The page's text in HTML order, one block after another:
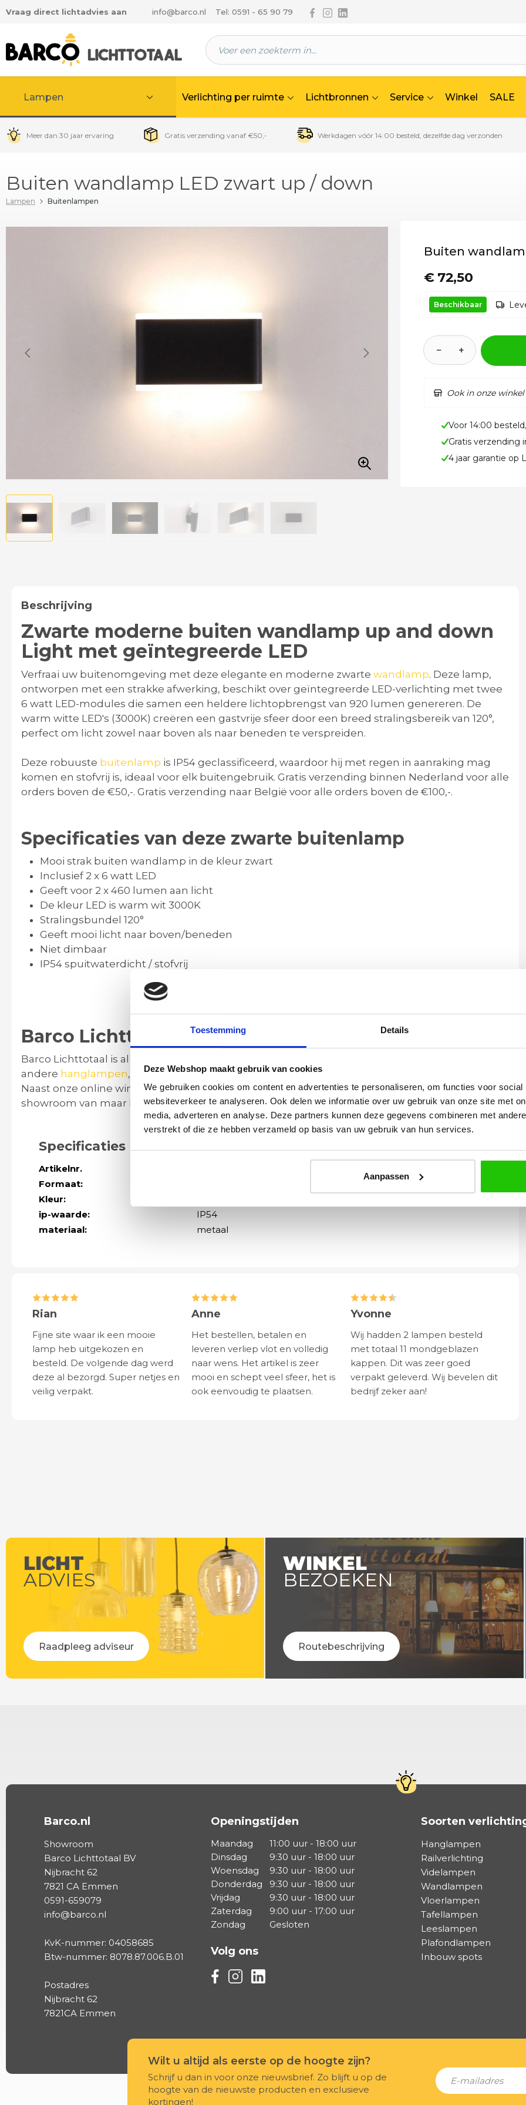
Toestemming Details
Deze Webshop maakt gebruik van cookies
We gebruiken cookies om content en advertenties te personaliseren, om functies voor
websiteverkeer te analyseren. Ook delen we informatie over uw gebruik van onze site met
media, adverteren en analyse. Deze partners kunnen deze gegevens combineren met
verstrekt of die ze hebben verzameld op basis van uw gebruik van hun services.
Aanpassen
hoofdinhoud
Vraag direct lichtadvies aan info@barco.nl Tel: 0591 - 65 90 79 Volg ons via Facebook
Volg ons via Instagram
Volg ons via Linkedin
Lampen Verlichting per ruimte Lichtbronnen Service Winkel SALE
Meer dan 30 jaar ervaring Gratis verzending vanaf €50,- Werkdagen vóór 14:00 besteld, dezelfde dag verzonden
Buiten wandlamp LED zwart up / down
Lampen Buitenlampen
Buiten
€ 72,50
Beschikbaar
− +
Ook in onze
Voor 14:00
Gratis verzending
4 jaar garantie op
Beschrijving
Zwarte moderne buiten wandlamp up and down
Light met geïntegreerde LED
Verfraai uw buitenomgeving met deze elegante en moderne zwarte wandlamp. Deze lamp,
ontworpen met een strakke afwerking, beschikt over geïntegreerde LED-verlichting met twee
6 watt LED-modules die samen een heldere lichtopbrengst van 920 lumen genereren. De
warm witte LED's (3000K) creëren een gastvrije sfeer door een breed stralingsbereik van 120°,
perfect om licht zowel naar boven als naar beneden te verspreiden.
Deze robuuste buitenlamp is IP54 geclassificeerd, waardoor hij met regen in aanraking mag
komen en stofvrij is, ideaal voor elk buitengebruik. Gratis verzending binnen Nederland voor alle
orders boven de €50,-. Gratis verzending naar België voor alle orders boven de €100,-.
Specificaties van deze zwarte buitenlamp
Mooi strak buiten wandlamp in de kleur zwart
Inclusief 2 x 6 watt LED
Geeft voor 2 x 460 lumen aan licht
De kleur LED is warm wit 3000K
Stralingsbundel 120°
Geeft mooi licht naar boven/beneden
Niet dimbaar
IP54 spuitwaterdicht / stofvrij
Barco Lichttotaal
Barco Lichttotaal is al meer dan 30 jaar dé (online) specialist in onder
andere hanglampen, leeslampen,vide lampen,railverlichting
Naast onze online winkel kunt u ons vinden op het industrieterrein in Emmen, waar wij onze
showroom van maar liefst 1200 m2 gevestigd hebben.
Specificaties
Artikelnr.
Formaat:
Totaal hoogte 11 cm | Vanuit de wand 5 cm | Breedte 17,5 cm
Kleur:
ip-waarde:
IP54
materiaal:
metaal
Rian
Fijne site waar ik een mooie
lamp heb uitgekozen en
besteld. De volgende dag werd
deze al bezorgd. Super netjes en
veilig verpakt.
Anne
Het bestellen, betalen en
leveren verliep vlot en volledig
naar wens. Het artikel is zeer
mooi en schept veel sfeer, het is
ook eenvoudig te plaatsen.
Yvonne
Wij hadden 2 lampen besteld
met totaal 11 mondgeblazen
kappen. Dit was zeer goed
verpakt geleverd. Wij bevelen dit
bedrijf zeker aan!
LICHT
ADVIES
Raadpleeg adviseur
WINKEL
BEZOEKEN
Routebeschrijving
Barco.nl
Showroom
Barco Lichttotaal BV
Nijbracht 62
7821 CA Emmen
0591-659079
info@barco.nl
KvK-nummer: 04058685
Btw-nummer: 8078.87.006.B.01
Postadres
Nijbracht 62
7821CA Emmen
Openingstijden
Maandag
11:00 uur - 18:00 uur
Dinsdag
9:30 uur - 18:00 uur
Woensdag
9:30 uur - 18:00 uur
Donderdag
9:30 uur - 18:00 uur
Vrijdag
9:30 uur - 18:00 uur
Zaterdag
9:00 uur - 17:00 uur
Zondag
Gesloten
Volg ons
Volg ons via Facebook
Volg ons via Instagram
Volg ons via Linkedin
Soorten
Hanglampen
Railverlichting
Videlampen
Wandlampen
Vloerlampen
Tafellampen
Leeslampen
Plafondlampen
Inbouw spots
Wilt u altijd als eerste op de hoogte zijn?
Schrijf u dan in voor onze nieuwsbrief. Zo blijft u op de
hoogte van de nieuwste producten en exclusieve
kortingen!